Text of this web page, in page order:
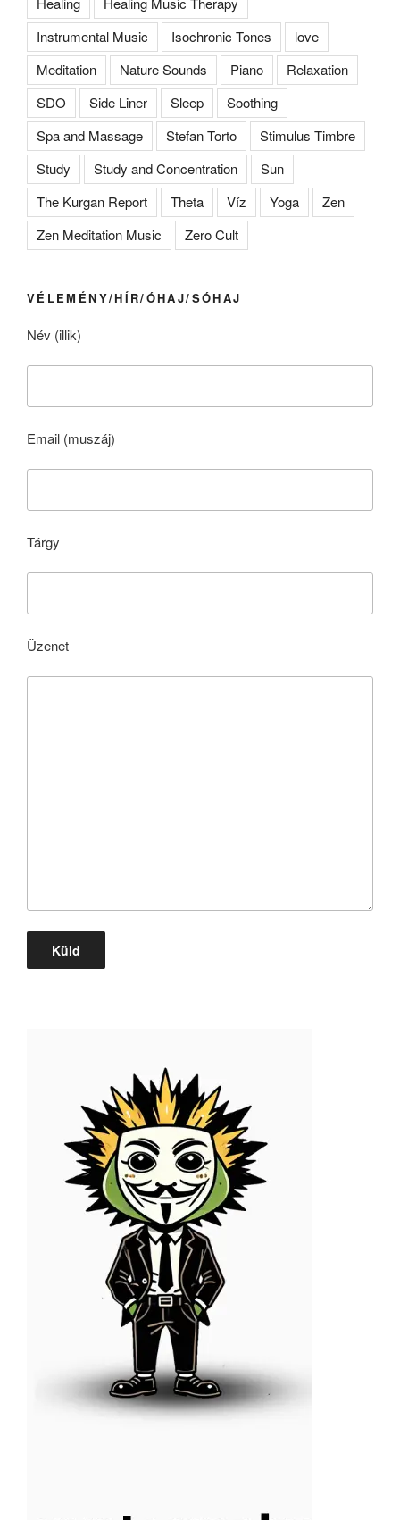
Instrumental Music
Isochronic Tones
love
Meditation
Nature Sounds Piano
Relaxation
SDO
Side Liner Sleep
Soothing
Spa and Massage
Stefan Torto
Stimulus Timbre
Study
Study and Concentration
Sun
The Kurgan Report
Theta Víz Yoga
Zen
Zen Meditation Music
Zero Cult
VÉLEMÉNY/HÍR/ÓHAJ/SÓHAJ
Név (illik)
Email (muszáj)
Tárgy
Üzenet